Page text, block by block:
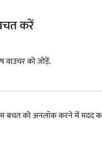
करें
वाउचर को जोड़ें.
बचत को अनलॉक करने में